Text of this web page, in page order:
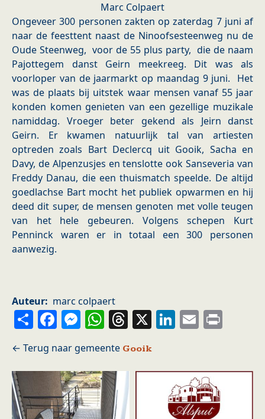
Marc Colpaert
Ongeveer 300 personen zakten op zaterdag 7 juni af
naar de feesttent naast de Ninoofsesteenweg nu de
Oude Steenweg, voor de 55 plus party, die de naam
Pajottegem danst Geirn meekreeg. Dit was als
voorloper van de jaarmarkt op maandag 9 juni. Het
was de plaats bij uitstek waar mensen vanaf 55 jaar
konden komen genieten van een gezellige muzikale
namiddag. Vroeger beter gekend als Jeirn danst
Geirn. Er kwamen natuurlijk tal van artiesten
optreden zoals Bart Declercq uit Gooik, Sacha en
Davy, de Alpenzusjes en tenslotte ook Sanseveria van
Freddy Danau, die een thuismatch speelde. De altijd
goedlachse Bart mocht het publiek opwarmen en hij
deed dit super, de mensen genoten met volle teugen
van het hele gebeuren. Volgens schepen Kurt
Penninck waren er in totaal een 300 personen
aanwezig.
Auteur marc colpaert
ShareFacebook
Messenger
WhatsApp
Threads
X LinkedIn
Email
Gooik